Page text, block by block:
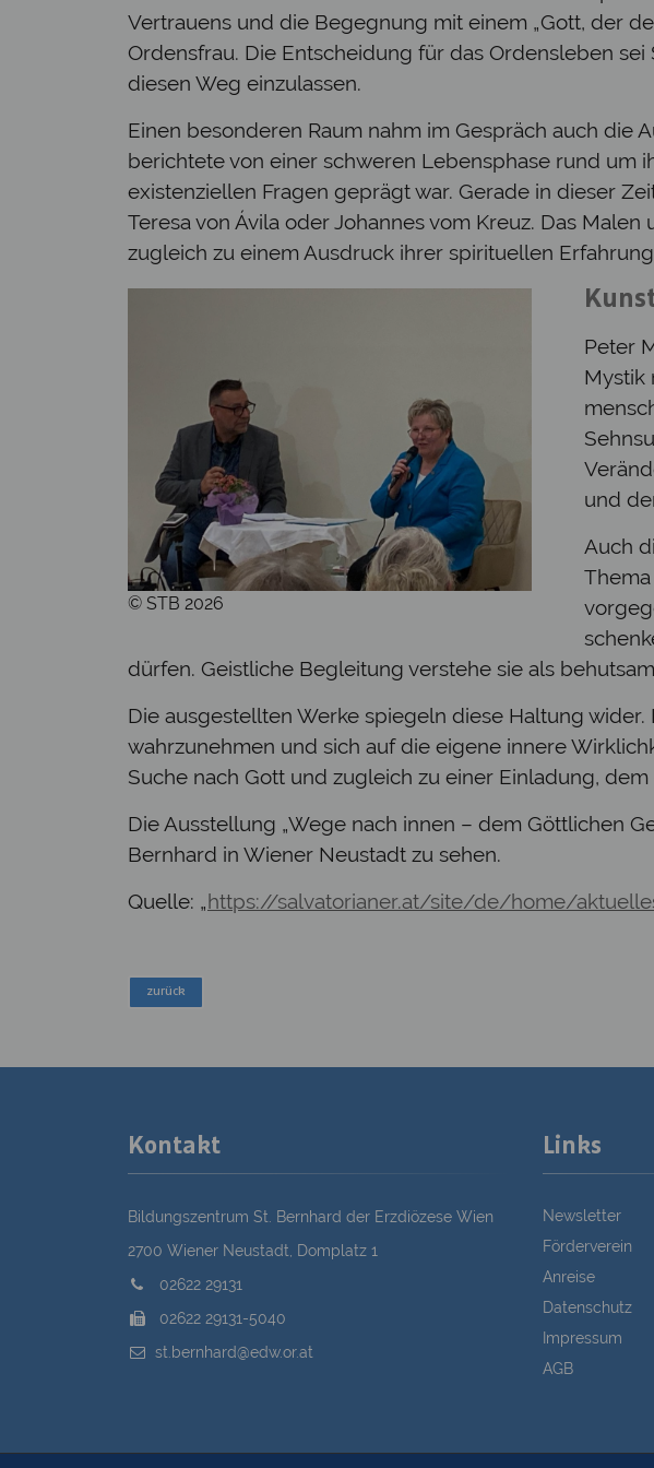
Vertrauens und die Begegnung mit einem „Gott, der
Ordensfrau. Die Entscheidung für das Ordensleben
diesen Weg einzulassen.
Einen besonderen Raum nahm im Gespräch auch die
berichtete von einer schweren Lebensphase rund um
existenziellen Fragen geprägt war. Gerade in dieser
Teresa von Ávila oder Johannes vom Kreuz. Das
zugleich zu einem Ausdruck ihrer spirituellen
© STB 2026
Peter
Mystik
und
Auch
dürfen. Geistliche Begleitung verstehe sie als
Die ausgestellten Werke spiegeln diese Haltung
wahrzunehmen und sich auf die eigene innere
Suche nach Gott und zugleich zu einer Einladung,
Die Ausstellung „Wege nach innen – dem Göttlichen
Bernhard in Wiener Neustadt zu sehen.
Quelle: „https://salvatorianer.at/site/de/home/
Kontakt
Bildungszentrum St. Bernhard der Erzdiözese Wien
2700 Wiener Neustadt, Domplatz 1
02622 29131
02622 29131-5040
st.bernhard@edw.or.at
Links
Newsletter
Förderverein
Anreise
Datenschutz
Impressum
AGB